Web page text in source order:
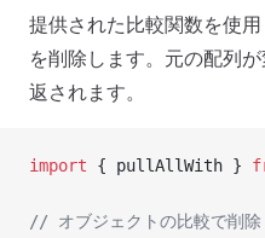
提供された比較関数を使
を削除します。元の配列
返されます。
import { pullAllWith }
// オブジェクトの比較で削除